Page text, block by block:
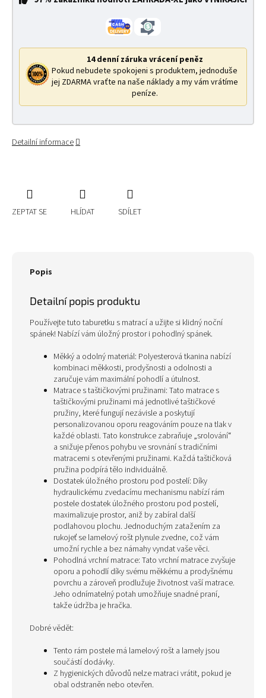
14 denní záruka vrácení peněz
Pokud nebudete spokojeni s produktem, jednoduše
jej ZDARMA vraťte na naše náklady a my vám vrátíme
peníze.
Detailní informace
ZEPTAT SE HLÍDAT SDÍLET
Popis
Detailní popis produktu
Používejte tuto taburetku s matrací a užijte si klidný noční
spánek! Nabízí vám úložný prostor i pohodlný spánek.
Měkký a odolný materiál: Polyesterová tkanina nabízí
kombinaci měkkosti, prodyšnosti a odolnosti a
zaručuje vám maximální pohodlí a útulnost.
Matrace s taštičkovými pružinami: Tato matrace s
taštičkovými pružinami má jednotlivé taštičkové
pružiny, které fungují nezávisle a poskytují
personalizovanou oporu reagováním pouze na tlak v
každé oblasti. Tato konstrukce zabraňuje „srolování“
a snižuje přenos pohybu ve srovnání s tradičními
matracemi s otevřenými pružinami. Každá taštičková
pružina podpírá tělo individuálně.
Dostatek úložného prostoru pod postelí: Díky
hydraulickému zvedacímu mechanismu nabízí rám
postele dostatek úložného prostoru pod postelí,
maximalizuje prostor, aniž by zabíral další
podlahovou plochu. Jednoduchým zatažením za
rukojeť se lamelový rošt plynule zvedne, což vám
umožní rychle a bez námahy vyndat vaše věci.
Pohodlná vrchní matrace: Tato vrchní matrace zvyšuje
oporu a pohodlí díky svému měkkému a prodyšnému
povrchu a zároveň prodlužuje životnost vaší matrace.
Jeho odnímatelný potah umožňuje snadné praní,
takže údržba je hračka.
Dobré vědět:
Tento rám postele má lamelový rošt a lamely jsou
součástí dodávky.
Z hygienických důvodů nelze matraci vrátit, pokud je
obal odstraněn nebo otevřen.